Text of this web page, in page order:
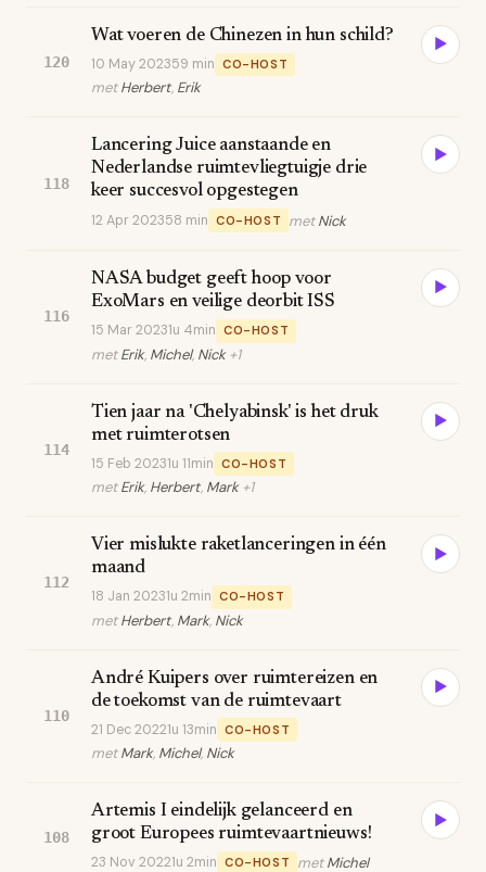
120
Wat voeren de Chinezen in hun schild?
10 May 202359 min CO-HOST
metHerbert, Erik
▶
118
Lancering Juice aanstaande en
Nederlandse ruimtevliegtuigje drie
keer succesvol opgestegen
12 Apr 202358 min CO-HOST metNick
▶
116
NASA budget geeft hoop voor
ExoMars en veilige deorbit ISS
15 Mar 20231u 4min CO-HOST
metErik, Michel, Nick+1
▶
114
Tien jaar na 'Chelyabinsk' is het druk
met ruimterotsen
15 Feb 20231u 11min CO-HOST
metErik, Herbert, Mark+1
▶
112
Vier mislukte raketlanceringen in één
maand
18 Jan 20231u 2min CO-HOST
metHerbert, Mark, Nick
▶
110
André Kuipers over ruimtereizen en
de toekomst van de ruimtevaart
21 Dec 20221u 13min CO-HOST
metMark, Michel, Nick
▶
108
Artemis I eindelijk gelanceerd en
groot Europees ruimtevaartnieuws!
23 Nov 20221u 2min CO-HOST metMichel
▶